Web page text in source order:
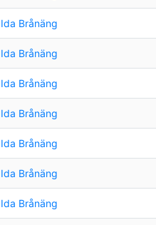
Ida Brånäng
Ida Brånäng
Ida Brånäng
Ida Brånäng
Ida Brånäng
Ida Brånäng
Ida Brånäng